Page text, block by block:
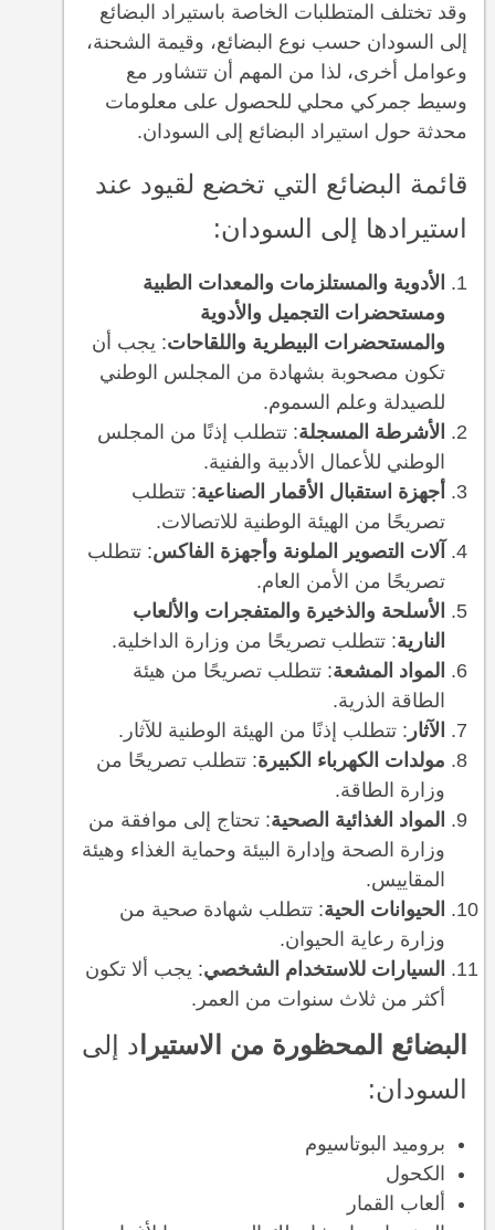
وقد تختلف المتطلبات الخاصة باستيراد البضائع
إلى السودان حسب نوع البضائع، وقيمة الشحنة،
وعوامل أخرى، لذا من المهم أن تتشاور مع
وسيط جمركي محلي للحصول على معلومات
محدثة حول استيراد البضائع إلى السودان.
قائمة البضائع التي تخضع لقيود عند
استيرادها إلى السودان:
الأدوية والمستلزمات والمعدات الطبية
ومستحضرات التجميل والأدوية
والمستحضرات البيطرية واللقاحات: يجب أن
تكون مصحوبة بشهادة من المجلس الوطني
للصيدلة وعلم السموم.
الأشرطة المسجلة: تتطلب إذنًا من المجلس
الوطني للأعمال الأدبية والفنية.
أجهزة استقبال الأقمار الصناعية: تتطلب
تصريحًا من الهيئة الوطنية للاتصالات.
آلات التصوير الملونة وأجهزة الفاكس: تتطلب
تصريحًا من الأمن العام.
الأسلحة والذخيرة والمتفجرات والألعاب
النارية: تتطلب تصريحًا من وزارة الداخلية.
المواد المشعة: تتطلب تصريحًا من هيئة
الطاقة الذرية.
الآثار : تتطلب إذنًا من الهيئة الوطنية للآثار.
مولدات الكهرباء الكبيرة: تتطلب تصريحًا من
وزارة الطاقة.
المواد الغذائية الصحية: تحتاج إلى موافقة من
وزارة الصحة وإدارة البيئة وحماية الغذاء وهيئة
المقاييس.
الحيوانات الحية: تتطلب شهادة صحية من
وزارة رعاية الحيوان.
السيارات للاستخدام الشخصي: يجب ألا تكون
أكثر من ثلاث سنوات من العمر.
البضائع المحظورة من الاستيرا د إلى
السودان:
بروميد البوتاسيوم
الكحول
ألعاب القمار